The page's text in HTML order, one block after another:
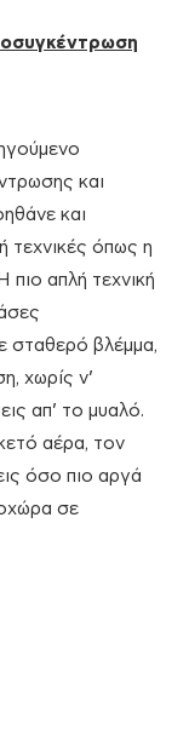
και
και
τεχνικές όπως η
απλή τεχνική
σταθερό βλέμμα,
χωρίς ν’
απ’ το μυαλό.
αέρα, τον
όσο πιο αργά
σε